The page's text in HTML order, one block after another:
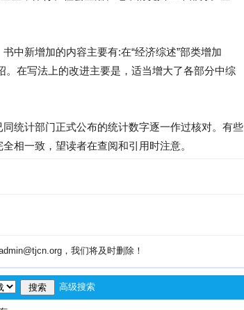
中新增加的内容主要有:在“经济综述”部类增加
。在写法上的改进主要是，适当增大了各部分中综
统计部门正式公布的统计数字逐一作过核对。有些
相一致，望读者在查阅和引用时注意。
，我们将及时删除！
高级搜索